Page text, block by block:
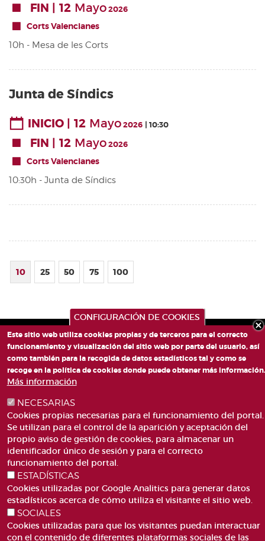
FIN 12 Mayo2026
Corts Valencianes
10h - Mesa de les Corts
Junta de Síndics
INICIO 12 Mayo2026 10:30
FIN 12 Mayo2026
Corts Valencianes
10:30h - Junta de Síndics
10 25 50 75 100
PLAZA DE SAN LORENZO, 4 VALÈNCIA 46003
TELÉFONO: 963188000
CORREO
ACCESIBILIDAD
AVISO LEGAL
CONFIGURACIÓN DE COOKIES
Este sitio web utiliza cookies propias y de terceros para el correcto
funcionamiento y visualización del sitio web por parte del usuario, así
como también para la recogida de datos estadísticos tal y como se
recoge en la política de cookies donde puede obtener más información.
Más información
NECESARIAS
Cookies propias necesarias para el funcionamiento del portal.
Se utilizan para el control de la aparición y aceptación del
propio aviso de gestión de cookies, para almacenar un
identificador único de sesión y para el correcto
funcionamiento del portal.
ESTADÍSTICAS
Cookies utilizadas por Google Analitics para generar datos
estadísticos acerca de cómo utiliza el visitante el sitio web.
SOCIALES
Cookies utilizadas para que los visitantes puedan interactuar
con el contenido de diferentes plataformas sociales de las